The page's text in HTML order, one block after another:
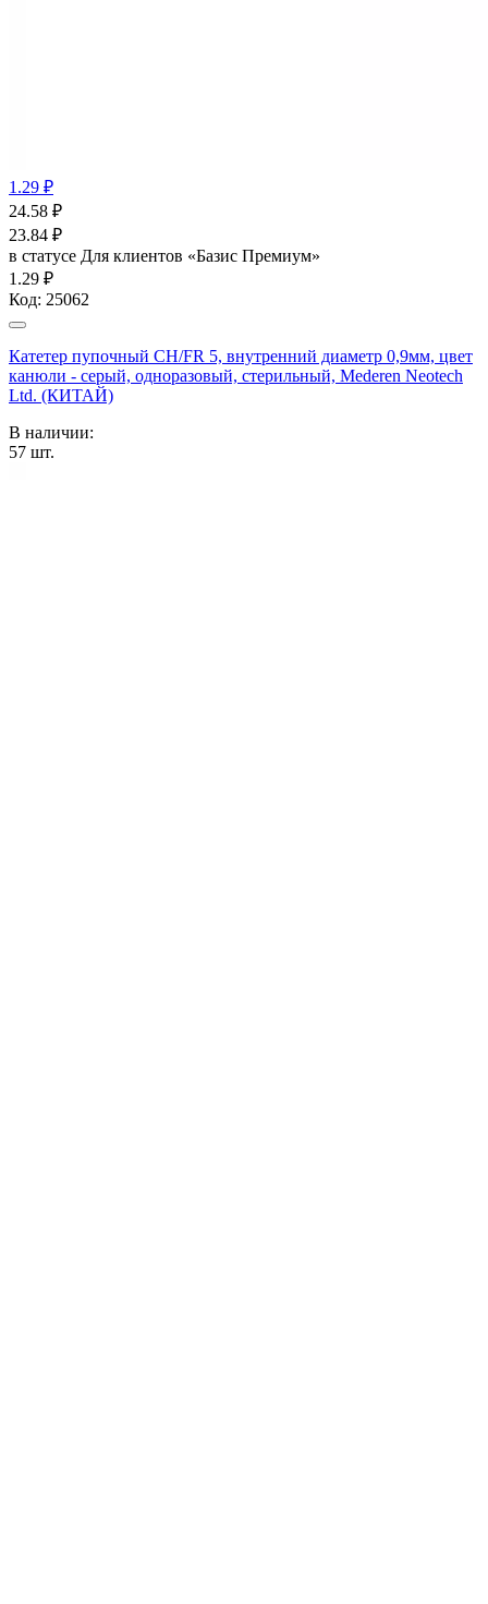
1.29 ₽
24.58 ₽
23.84 ₽
в статусе Для клиентов «Базис Премиум»
1.29 ₽
Код: 25062
Катетер пупочный СН/FR 5, внутренний диаметр 0,9мм, цвет
канюли - серый, одноразовый, стерильный, Mederen Neotech
Ltd. (КИТАЙ)
В наличии:
57 шт.